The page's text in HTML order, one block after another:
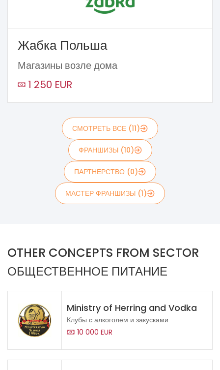
Жабка Польша
Магазины возле дома
1 250 EUR
СМОТРЕТЬ ВСЕ (11)
ФРАНШИЗЫ (10)
ПАРТНЕРСТВО (0)
МАСТЕР ФРАНШИЗЫ (1)
OTHER CONCEPTS FROM SECTOR
ОБЩЕСТВЕННОЕ ПИТАНИЕ
Ministry of Herring and Vodka
Клубы с алкоголем и закусками
10 000 EUR